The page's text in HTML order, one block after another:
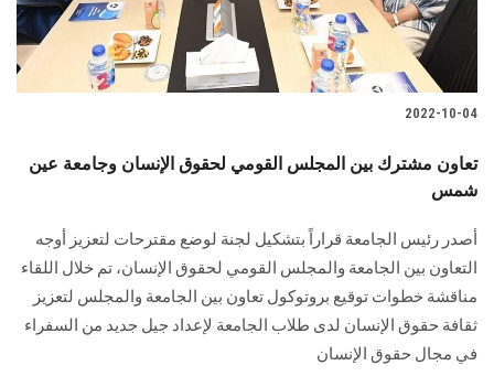
2022-10-04
تعاون مشترك بين المجلس القومي لحقوق الإنسان وجامعة عين
شمس
أصدر رئيس الجامعة قراراً بتشكيل لجنة لوضع مقترحات لتعزيز أوجه
التعاون بين الجامعة والمجلس القومي لحقوق الإنسان، تم خلال اللقاء
مناقشة خطوات توقيع بروتوكول تعاون بين الجامعة والمجلس لتعزيز
ثقافة حقوق الإنسان لدى طلاب الجامعة لإعداد جيل جديد من السفراء
في مجال حقوق الإنسان